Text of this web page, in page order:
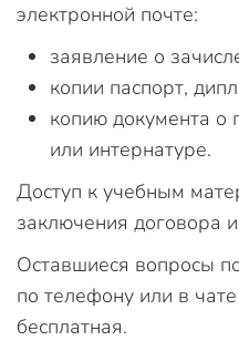
электронной почте:
заявление о
копии паспорт,
копию документа о
или интернатуре.
Доступ к учебным
заключения договора
Оставшиеся вопросы
по телефону или в
бесплатная.